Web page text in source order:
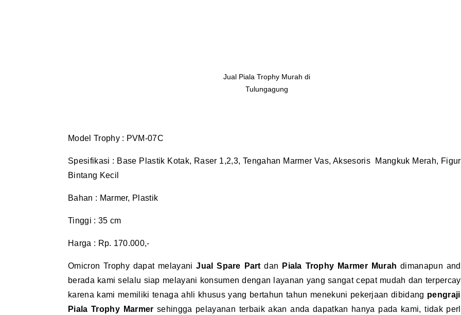
Jual Piala Trophy Murah di
Tulungagung
Model Trophy : PVM-07C
Spesifikasi : Base Plastik Kotak, Raser 1,2,3, Tengahan Marmer Vas, Aksesoris Mangkuk Merah,
Bintang Kecil
Bahan : Marmer, Plastik
Tinggi : 35 cm
Harga : Rp. 170.000,-
Omicron Trophy dapat melayaniJual Spare Part dan Piala Trophy Marmer Murah dimanapun
berada kami selalu siap melayani konsumen dengan layanan yang sangat cepat mudah dan
karena kami memiliki tenaga ahli khusus yang bertahun tahun menekuni pekerjaan dibidang
Piala Trophy Marmer sehingga pelayanan terbaik akan anda dapatkan hanya pada kami, tidak